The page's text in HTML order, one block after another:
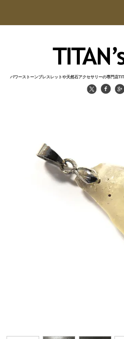
パワーストーンブレスレットや天然石アクセサリーの専門店